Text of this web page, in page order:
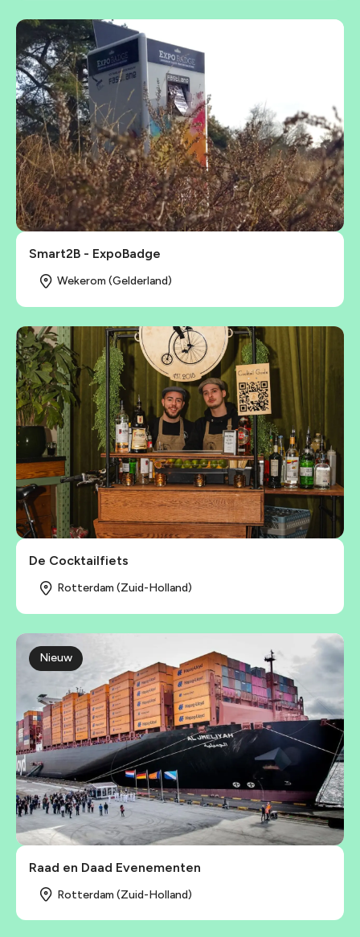
Smart2B - ExpoBadge
Wekerom (Gelderland)
De Cocktailfiets
Rotterdam (Zuid-Holland)
Raad en Daad Evenementen
Rotterdam (Zuid-Holland)
Nieuw